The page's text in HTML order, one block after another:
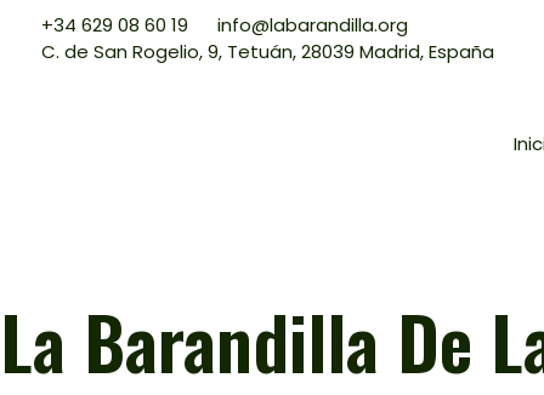
+34 629 08 60 19
info@labarandilla.org
C. de San Rogelio, 9, Tetuán, 28039 Madrid, España
La Barandilla De